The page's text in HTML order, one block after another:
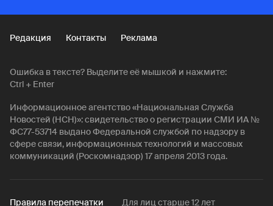
Редакция Контакты Реклама
Ошибка в тексте? Выделите её мышкой и нажмите:
Ctrl + Enter
Информационное агентство «Национальная Служба
Новостей (НСН)»: свидетельство о регистрации СМИ ИА №
ФС77-53714 выдано Федеральной службой по надзору в
сфере связи, информационных технологий и массовых
коммуникаций (Роскомнадзор) 17 апреля 2013 года.
Правила перепечатки Для лиц старше 12 лет